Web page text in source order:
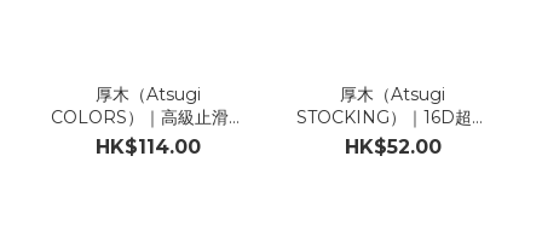
厚木（Atsugi
COLORS）｜高級止滑魚
網紋大腿襪：黑／膚
HK$114.00
厚木（Atsugi
STOCKING）｜16D超透
氣Airy DRY連褲襪｜2足
HK$52.00